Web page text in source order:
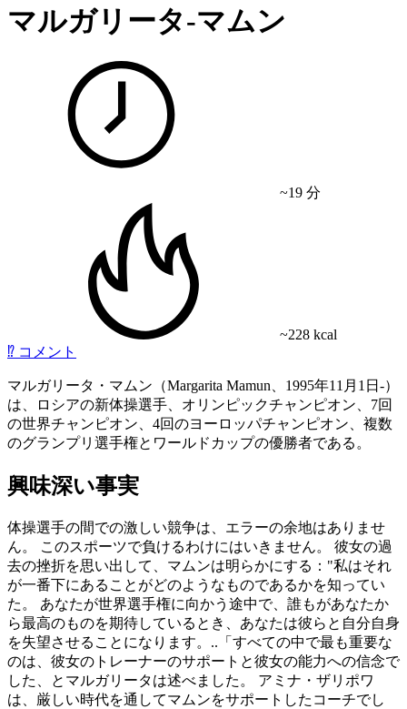
マルガリータ-マムン
~19 分
~228 kcal
⁉️ コメント
マルガリータ・マムン（Margarita Mamun、1995年11月1日-）
は、ロシアの新体操選手、オリンピックチャンピオン、7回
の世界チャンピオン、4回のヨーロッパチャンピオン、複数
のグランプリ選手権とワールドカップの優勝者である。
興味深い事実
体操選手の間での激しい競争は、エラーの余地はありませ
ん。 このスポーツで負けるわけにはいきません。 彼女の過
去の挫折を思い出して、マムンは明らかにする："私はそれ
が一番下にあることがどのようなものであるかを知ってい
た。 あなたが世界選手権に向かう途中で、誰もがあなたか
ら最高のものを期待しているとき、あなたは彼らと自分自身
を失望させることになります。..「すべての中で最も重要な
のは、彼女のトレーナーのサポートと彼女の能力への信念で
した、とマルガリータは述べました。 アミナ・ザリポワ
は、厳しい時代を通してマムンをサポートしたコーチでし